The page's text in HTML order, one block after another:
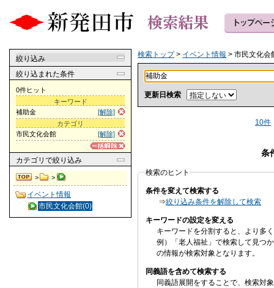
絞り込み
絞り込まれた条件
0件ヒット
キーワード
[解除]
補助金
カテゴリ
[解除]
市民文化会館
カテゴリ で絞り込み
> >
イベント情報
市民文化会館(0)
検索トップ> イベント情報 > 市民文化会
更新日検索
10件
条
検索のヒント
条件を変えて検索する
⇒絞り込み条件を解除して検索
キーワードの設定を変える
キーワードを分割すると、より多
例）「老人福祉」で検索して見つ
の情報が検索対象となります。
同義語を含めて検索する
同義語展開をすることで、検索対